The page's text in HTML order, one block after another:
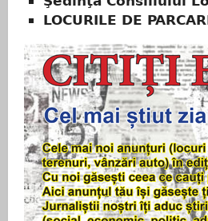
LOCURILE DE